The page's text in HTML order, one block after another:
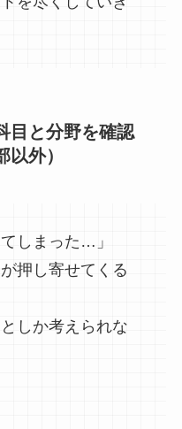
目と分野を確認
以外）
しまった…」
押し寄せてくる
しか考えられな